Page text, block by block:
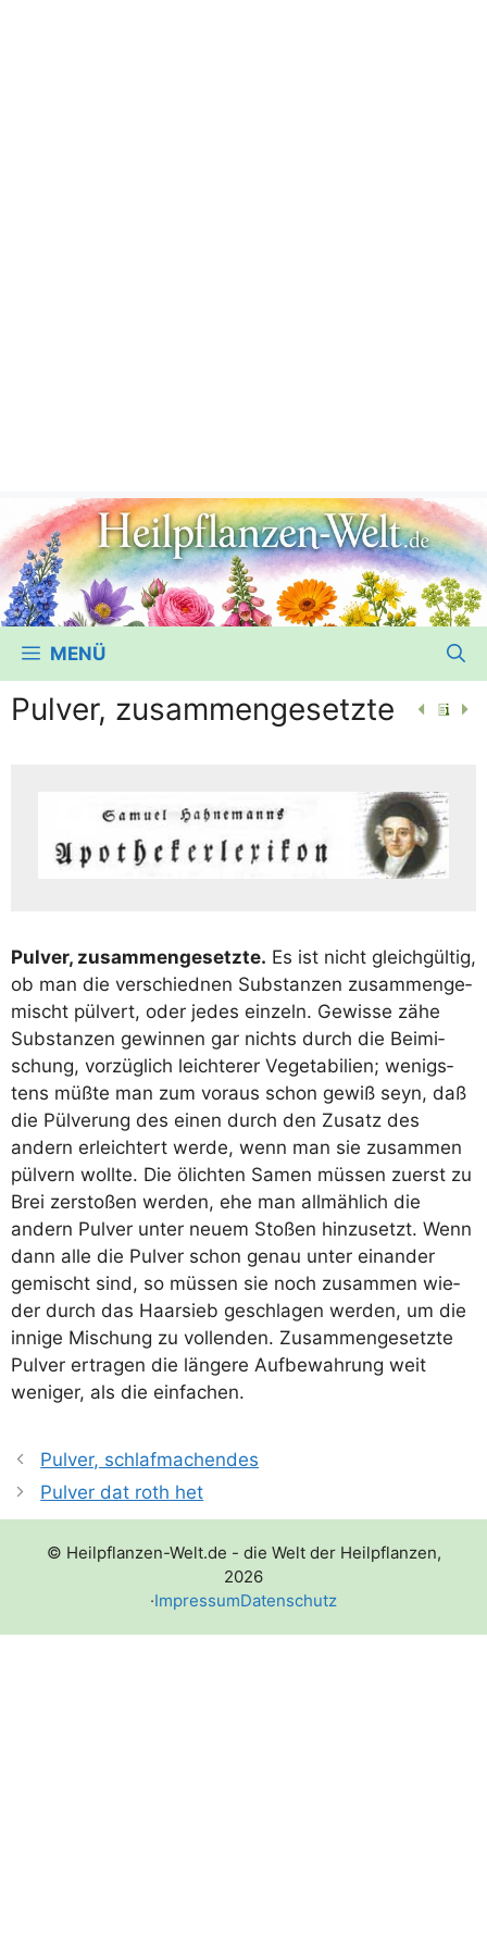
MENÜ
Pulver, zusammengesetzte
Pul­ver, zusam­men­ge­setz­te. Es ist nicht gleich­gül­tig,
ob man die ver­schied­nen Sub­stan­zen zusam­men­ge­
mischt pül­vert, oder jedes ein­zeln. Gewis­se zähe
Sub­stan­zen gewin­nen gar nichts durch die Bei­mi­
schung, vor­züg­lich leich­te­rer Vege­ta­bi­li­en; wenigs­
tens müß­te man zum vor­aus schon gewiß seyn, daß
die Pül­ver­ung des einen durch den Zusatz des
andern erleich­tert wer­de, wenn man sie zusam­men
pül­vern woll­te. Die ölich­ten Samen müs­sen zuerst zu
Brei zer­sto­ßen wer­den, ehe man all­mäh­lich die
andern Pul­ver unter neu­em Sto­ßen hin­zu­setzt. Wenn
dann alle die Pul­ver schon genau unter ein­an­der
gemischt sind, so müs­sen sie noch zusam­men wie­
der durch das Haar­sieb geschla­gen wer­den, um die
inni­ge Mischung zu voll­enden. Zusam­men­ge­setz­te
Pul­ver ertra­gen die län­ge­re Auf­be­wah­rung weit
weni­ger, als die einfachen.
Pulver, schlafmachendes
Pulver dat roth het
© Heilpflanzen-Welt.de - die Welt der Heilpflanzen,
2026
·ImpressumDatenschutz